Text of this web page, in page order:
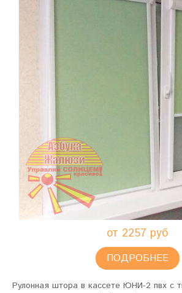
от 2257 руб
ПОДРОБНЕЕ
Рулонная штора в кассете ЮНИ-2 пвх с